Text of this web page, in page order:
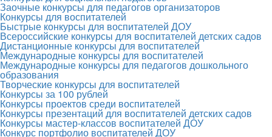
Заочные конкурсы для педагогов организаторов
Конкурсы для воспитателей
Быстрые конкурсы для воспитателей ДОУ
Всероссийские конкурсы для воспитателей детских садов
Дистанционные конкурсы для воспитателей
Международные конкурсы для воспитателей
Международные конкурсы для педагогов дошкольного
образования
Творческие конкурсы для воспитателей
Конкурсы за 100 рублей
Конкурсы проектов среди воспитателей
Конкурсы презентаций для воспитателей детских садов
Конкурсы мастер-классов воспитателей ДОУ
Конкурс портфолио воспитателей ДОУ